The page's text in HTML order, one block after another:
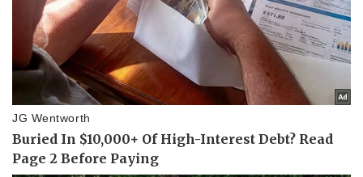
Kinh tế
Bất động sản
Khởi nghiệp
Thị trường
Giá vàng
Tiêu dùng
Tỷ giá
Giá cà phê